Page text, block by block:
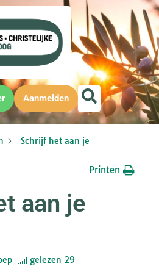
Aanmelden
Schrijf het aan je
Printen
aan je
gelezen 29